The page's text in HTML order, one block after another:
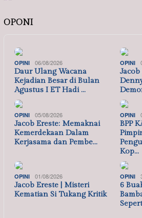
OPONI
OPINI 06/08/2026
Daur Ulang Wacana
Kejadian Besar di Bulan
Agustus I ET Hadi …
OPINI
Jacob
OPINI 05/08/2026
Jacob Ereste: Memaknai
Kemerdekaan Dalam
Kerjasama dan Pembe…
OPINI
BPP
Kop…
OPINI 01/08/2026
Jacob Ereste | Misteri
Kematian Si Tukang Kritik
OPINI
6